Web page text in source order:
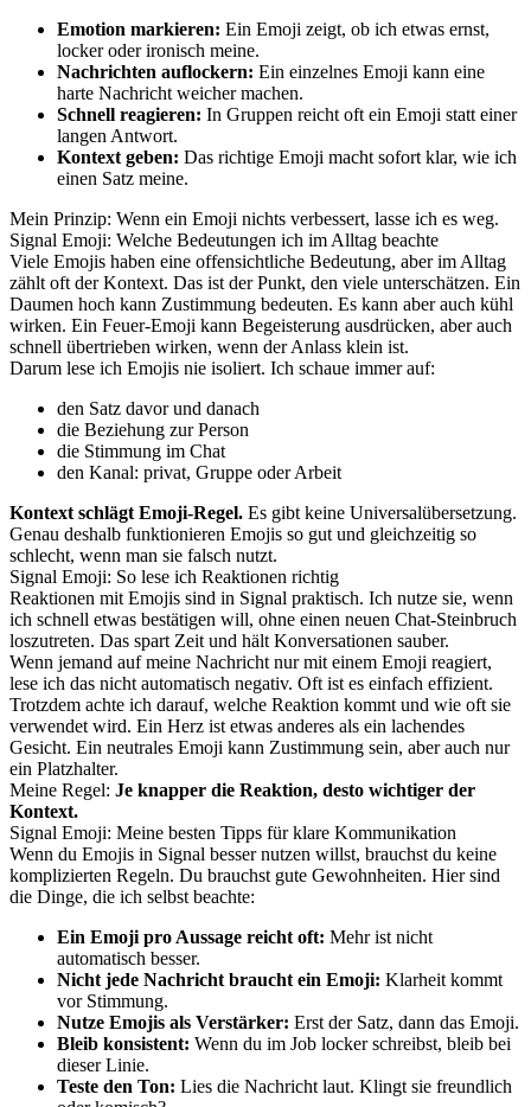
Emotion markieren: Ein Emoji zeigt, ob ich etwas ernst,
locker oder ironisch meine.
Nachrichten auflockern: Ein einzelnes Emoji kann eine
harte Nachricht weicher machen.
Schnell reagieren: In Gruppen reicht oft ein Emoji statt einer
langen Antwort.
Kontext geben: Das richtige Emoji macht sofort klar, wie ich
einen Satz meine.
Mein Prinzip: Wenn ein Emoji nichts verbessert, lasse ich es weg.
Signal Emoji: Welche Bedeutungen ich im Alltag beachte
Viele Emojis haben eine offensichtliche Bedeutung, aber im Alltag
zählt oft der Kontext. Das ist der Punkt, den viele unterschätzen. Ein
Daumen hoch kann Zustimmung bedeuten. Es kann aber auch kühl
wirken. Ein Feuer-Emoji kann Begeisterung ausdrücken, aber auch
schnell übertrieben wirken, wenn der Anlass klein ist.
Darum lese ich Emojis nie isoliert. Ich schaue immer auf:
den Satz davor und danach
die Beziehung zur Person
die Stimmung im Chat
den Kanal: privat, Gruppe oder Arbeit
Kontext schlägt Emoji-Regel. Es gibt keine Universalübersetzung.
Genau deshalb funktionieren Emojis so gut und gleichzeitig so
schlecht, wenn man sie falsch nutzt.
Signal Emoji: So lese ich Reaktionen richtig
Reaktionen mit Emojis sind in Signal praktisch. Ich nutze sie, wenn
ich schnell etwas bestätigen will, ohne einen neuen Chat-Steinbruch
loszutreten. Das spart Zeit und hält Konversationen sauber.
Wenn jemand auf meine Nachricht nur mit einem Emoji reagiert,
lese ich das nicht automatisch negativ. Oft ist es einfach effizient.
Trotzdem achte ich darauf, welche Reaktion kommt und wie oft sie
verwendet wird. Ein Herz ist etwas anderes als ein lachendes
Gesicht. Ein neutrales Emoji kann Zustimmung sein, aber auch nur
ein Platzhalter.
Meine Regel: Je knapper die Reaktion, desto wichtiger der
Kontext.
Signal Emoji: Meine besten Tipps für klare Kommunikation
Wenn du Emojis in Signal besser nutzen willst, brauchst du keine
komplizierten Regeln. Du brauchst gute Gewohnheiten. Hier sind
die Dinge, die ich selbst beachte:
Ein Emoji pro Aussage reicht oft: Mehr ist nicht
automatisch besser.
Nicht jede Nachricht braucht ein Emoji: Klarheit kommt
vor Stimmung.
Nutze Emojis als Verstärker: Erst der Satz, dann das Emoji.
Bleib konsistent: Wenn du im Job locker schreibst, bleib bei
dieser Linie.
Teste den Ton: Lies die Nachricht laut. Klingt sie freundlich